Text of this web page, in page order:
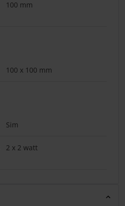
100 mm
100 x 100 mm
Sim
2 x 2 watt